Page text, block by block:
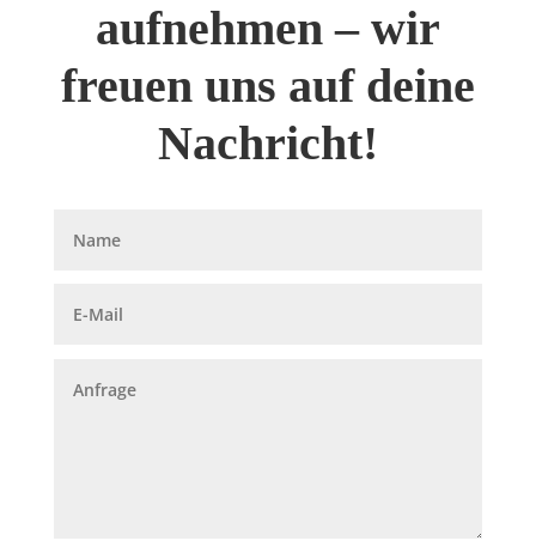
aufnehmen – wir
freuen uns auf deine
Nachricht!